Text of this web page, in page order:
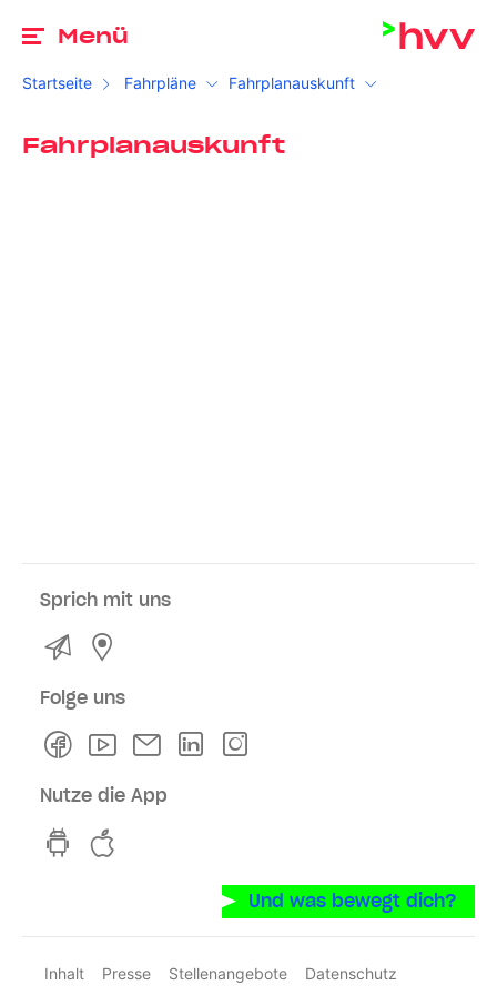
Menü
Startseite Fahrpläne Fahrplanauskunft
Fahrplanauskunft
Sprich mit uns
Kontakt
Folge uns
FacebookYoutubeNewsletterLinkedln
Nutze die App
hvv switch App auf GooglePlay
Und was bewegt dich?
Inhalt Presse Stellenangebote
Datenschutz